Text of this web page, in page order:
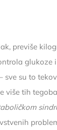
previše
glukoze
sve su to
više tih